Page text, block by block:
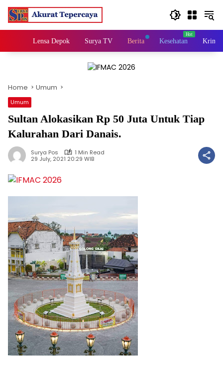
Skip
content
HomeLensa Depok Surya TV Berita Kesehatan
Home Umum
Umum
Sultan Alokasikan Rp 50 Juta Untuk Tiap
Kalurahan Dari Danais.
Surya Pos
1 Min Read
29 July, 2021 20:29 WIB